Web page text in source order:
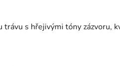
s hřejivými tóny zázvoru,